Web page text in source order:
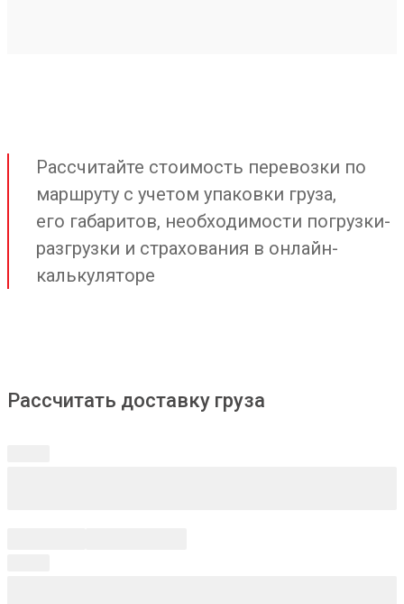
Рассчитайте стоимость перевозки по
маршруту с учетом упаковки груза,
его габаритов, необходимости погрузки-
разгрузки и страхования в онлайн-
калькуляторе
Рассчитать доставку груза